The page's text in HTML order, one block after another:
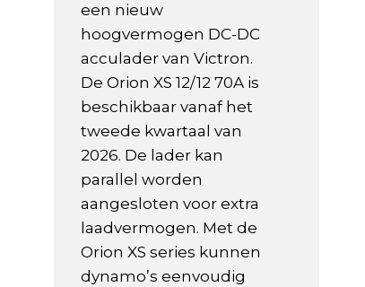
een nieuw
hoogvermogen DC-DC
acculader van Victron.
De Orion XS 12/12 70A is
beschikbaar vanaf het
tweede kwartaal van
2026. De lader kan
parallel worden
aangesloten voor extra
laadvermogen. Met de
Orion XS series kunnen
dynamo’s eenvoudig